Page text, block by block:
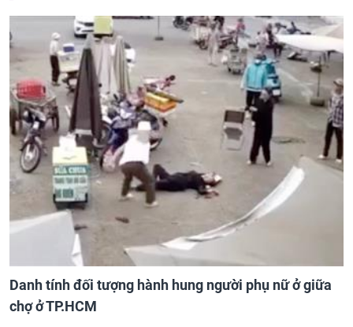
Danh tính đối tượng hành hung người phụ nữ ở giữa
chợ ở TP.HCM